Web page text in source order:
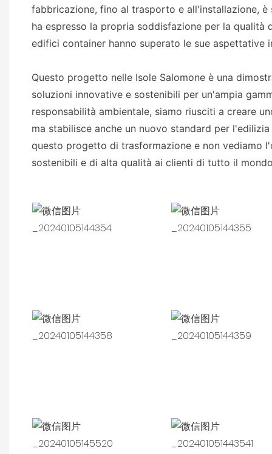
fabbricazione, fino al trasporto e all'installazione,
ha espresso la propria soddisfazione per la
edifici container hanno superato le sue aspettative
Questo progetto nelle Isole Salomone è una
soluzioni innovative e sostenibili per un'ampia
responsabilità ambientale, siamo riusciti a creare
ma stabilisce anche un nuovo standard per
questo progetto di trasformazione e non vediamo
sostenibili e di alta qualità ai clienti di tutto il